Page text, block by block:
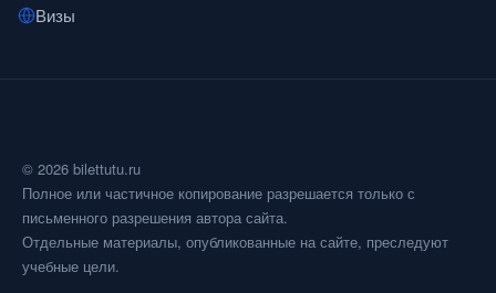
Визы
© 2026 bilettutu.ru
Полное или частичное копирование разрешается только с
письменного разрешения автора сайта.
Отдельные материалы, опубликованные на сайте, преследуют
учебные цели.